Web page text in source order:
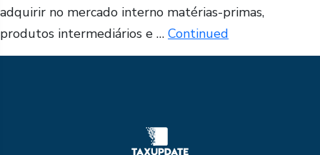
adquirir no mercado interno matérias-primas,
produtos intermediários e … Continued